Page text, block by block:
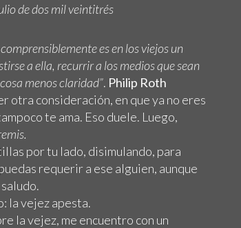
de dos mil veintitrés
es en los viejos un
a ella, recurrir a los medios que sean
menos claridad”. Philip Roth
otra consideración, en que ya no eres
te ama. Eso duele. Luego,
por tu lado, disimulando, para
requerir a ese alguien, aunque
la vejez apesta.
la vejez, me encuentro con un